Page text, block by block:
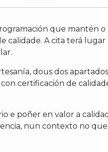
que mantén
A cita terá
dous dos
certificación de
e poñer en valor a
nun contexto no